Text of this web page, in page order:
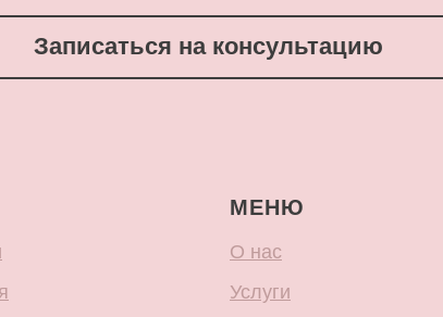
Записаться на консультацию
МЕНЮ
О нас
Услуги